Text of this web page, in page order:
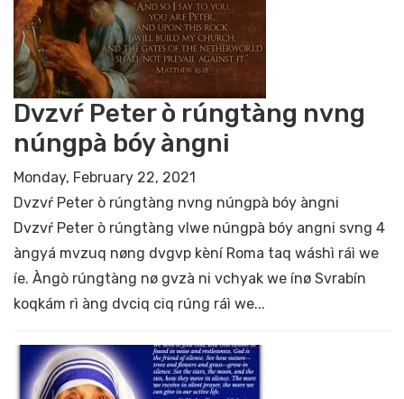
Dvzvŕ Peter ò rúngtàng nvng
núngpà bóy àngni
Monday, February 22, 2021
Dvzvŕ Peter ò rúngtàng nvng núngpà bóy àngni
Dvzvŕ Peter ò rúngtàng vlwe núngpà bóy angni svng 4
àngyá mvzuq nøng dvgvp kèní Roma taq wáshì ráì we
íe. Àngò rúngtàng nø gvzà ni vchyak we ínø Svrabín
koqkám rì àng dvciq ciq rúng ráì we...